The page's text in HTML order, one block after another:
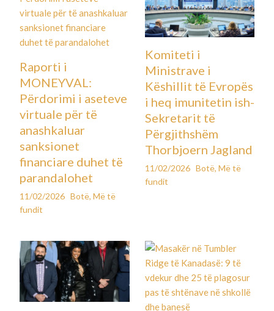
Raporti i
MONEYVAL:
Përdorimi i aseteve
virtuale për të
anashkaluar
sanksionet
financiare duhet të
parandalohet
11/02/2026 Botë,Më të
fundit
Komiteti i
Ministrave i
Këshillit të Evropës
i heq imunitetin ish-
Sekretarit të
Përgjithshëm
Thorbjoern Jagland
11/02/2026 Botë, Më të
fundit